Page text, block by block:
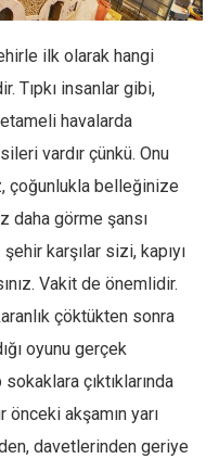
ilk olarak hangi
Tıpkı insanlar gibi,
havalarda
vardır çünkü. Onu
çoğunlukla belleğinize
daha görme şansı
karşılar sizi, kapıyı
Vakit de önemlidir.
çöktükten sonra
oyunu gerçek
çıktıklarında
önceki akşamın yarı
davetlerinden geriye